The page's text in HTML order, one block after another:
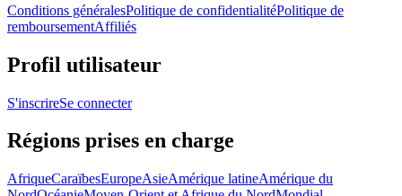
Conditions généralesPolitique de confidentialitéPolitique de
remboursementAffiliés
Profil utilisateur
S'inscrireSe connecter
Régions prises en charge
AfriqueCaraïbesEuropeAsieAmérique latineAmérique du